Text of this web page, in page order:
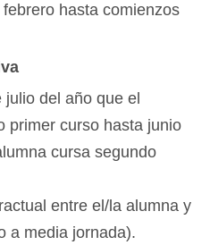
hasta comienzos
del año que el
primer curso hasta junio
cursa segundo
entre el/la alumna y
a media jornada).